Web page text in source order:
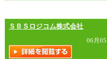
基本給
月給 182,400
ＳＢＳロジコム株式会社
06月